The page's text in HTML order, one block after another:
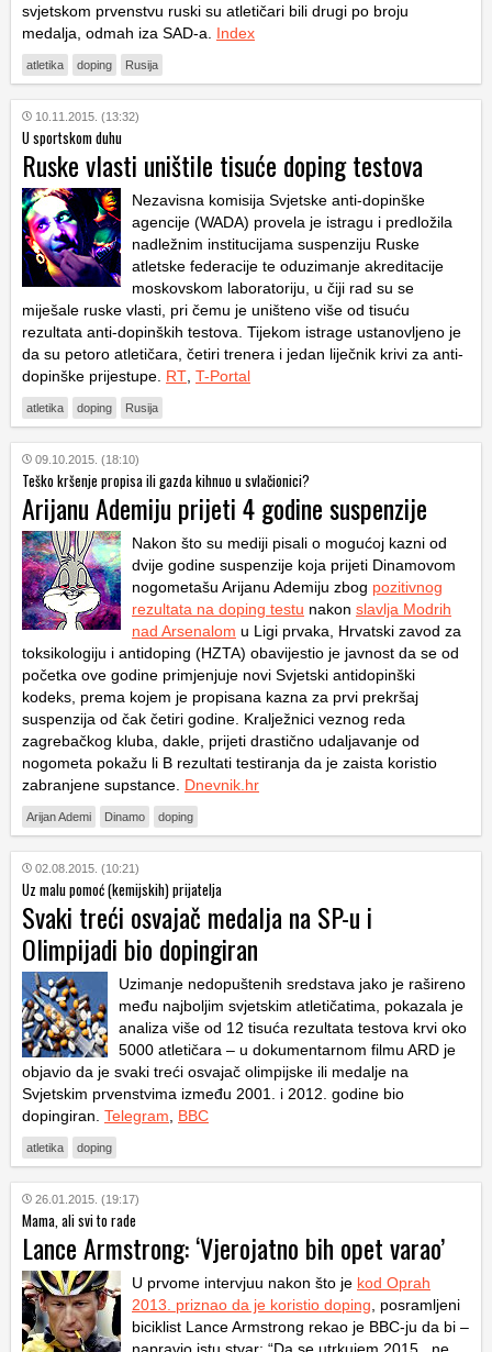
svjetskom prvenstvu ruski su atletičari bili drugi po broju
medalja, odmah iza SAD-a. Index
atletika doping Rusija
10.11.2015. (13:32)
U sportskom duhu
Ruske vlasti uništile tisuće doping testova
Nezavisna komisija Svjetske anti-dopinške
agencije (WADA) provela je istragu i predložila
nadležnim institucijama suspenziju Ruske
atletske federacije te oduzimanje akreditacije
moskovskom laboratoriju, u čiji rad su se
miješale ruske vlasti, pri čemu je uništeno više od tisuću
rezultata anti-dopinških testova. Tijekom istrage ustanovljeno je
da su petoro atletičara, četiri trenera i jedan liječnik krivi za anti-
dopinške prijestupe. RT T-Portal
atletika doping Rusija
09.10.2015. (18:10)
Teško kršenje propisa ili gazda kihnuo u svlačionici?
Arijanu Ademiju prijeti 4 godine suspenzije
Nakon što su mediji pisali o mogućoj kazni od
dvije godine suspenzije koja prijeti Dinamovom
nogometašu Arijanu Ademiju zbog pozitivnog
rezultata na doping testu nakon slavlja Modrih
nad Arsenalom u Ligi prvaka, Hrvatski zavod za
toksikologiju i antidoping (HZTA) obavijestio je javnost da se od
početka ove godine primjenjuje novi Svjetski antidopinški
kodeks, prema kojem je propisana kazna za prvi prekršaj
suspenzija od čak četiri godine. Kralježnici veznog reda
zagrebačkog kluba, dakle, prijeti drastično udaljavanje od
nogometa pokažu li B rezultati testiranja da je zaista koristio
zabranjene supstance. Dnevnik.hr
Arijan Ademi Dinamo doping
02.08.2015. (10:21)
Uz malu pomoć (kemijskih) prijatelja
Svaki treći osvajač medalja na SP-u i
Olimpijadi bio dopingiran
Uzimanje nedopuštenih sredstava jako je rašireno
među najboljim svjetskim atletičatima, pokazala je
analiza više od 12 tisuća rezultata testova krvi oko
5000 atletičara – u dokumentarnom filmu ARD je
objavio da je svaki treći osvajač olimpijske ili medalje na
Svjetskim prvenstvima između 2001. i 2012. godine bio
dopingiran. Telegram BBC
atletika doping
26.01.2015. (19:17)
Mama, ali svi to rade
Lance Armstrong: ‘Vjerojatno bih opet varao’
U prvome intervjuu nakon što je kod Oprah
2013. priznao da je koristio doping , posramljeni
biciklist Lance Armstrong rekao je BBC-ju da bi –
napravio istu stvar: “Da se utrkujem 2015., ne